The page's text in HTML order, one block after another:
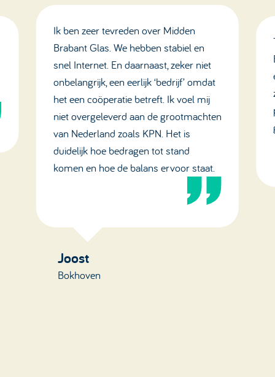
Ik ben zeer tevreden over Midden
Brabant Glas. We hebben stabiel en
snel Internet. En daarnaast, zeker niet
onbelangrijk, een eerlijk ‘bedrijf’ omdat
het een coöperatie betreft. Ik voel mij
niet overgeleverd aan de grootmachten
van Nederland zoals KPN. Het is
duidelijk hoe bedragen tot stand
komen en hoe de balans ervoor staat.
Joost
Bokhoven